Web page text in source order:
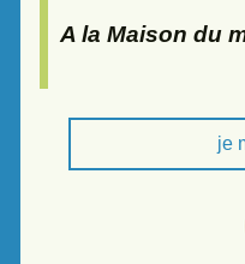
A la Maison du
je